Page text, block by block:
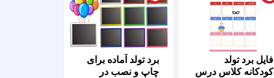
فایل برد تولد
کودکانه کلاس درس
برد تولد آماده برای
چاپ و نصب در